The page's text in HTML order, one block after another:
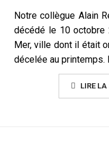
Notre collègue Alain
décédé le 10 octobre
Mer, ville dont il était
décelée au printemps.
LIRE